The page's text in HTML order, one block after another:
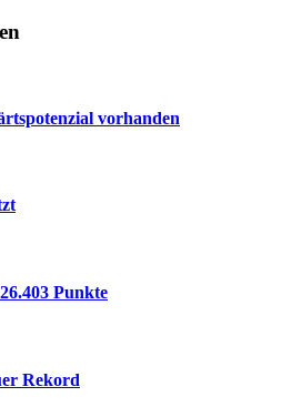
vorhanden
Punkte
Rekord